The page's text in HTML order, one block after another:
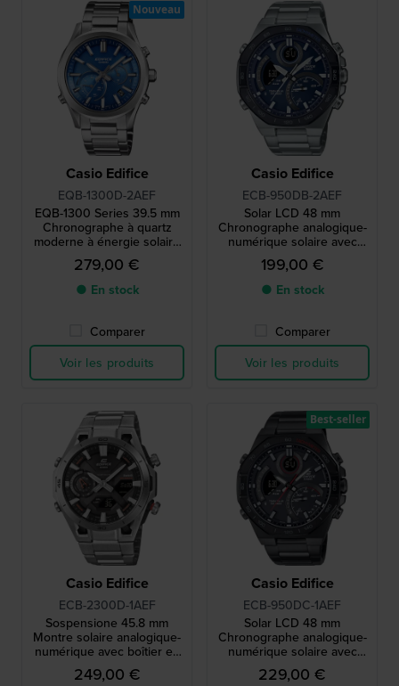
Casio Edifice
EQB-1300D-2AEF
EQB-1300 Series 39.5 mm
Chronographe à quartz
moderne à énergie solaire
avec liaison smartphone
279,00 €
● En stock
Comparer
Voir les produits
Nouveau
Casio Edifice
ECB-950DB-2AEF
Solar LCD 48 mm
Chronographe analogique-
numérique solaire avec
Bluetooth
199,00 €
● En stock
Comparer
Voir les produits
Casio Edifice
ECB-2300D-1AEF
Sospensione 45.8 mm
Montre solaire analogique-
numérique avec boîtier en
carbone et Bluetooth
249,00 €
Casio Edifice
ECB-950DC-1AEF
Solar LCD 48 mm
Chronographe analogique-
numérique solaire avec
Bluetooth
229,00 €
Best-seller